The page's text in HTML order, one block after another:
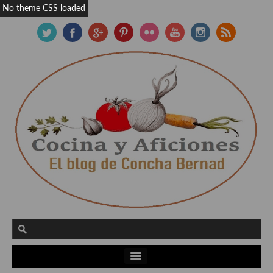
No theme CSS loaded